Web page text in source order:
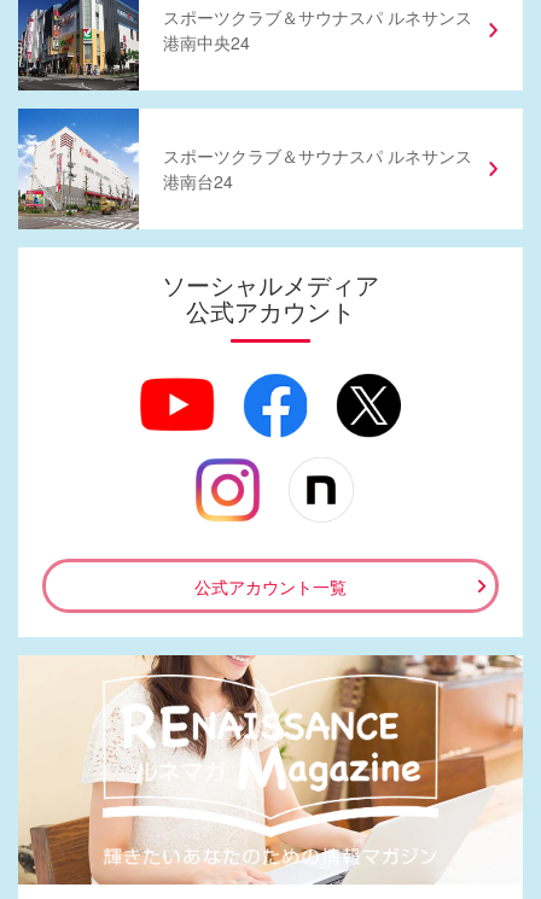
スポーツクラブ＆サウナスパ ルネサンス
港南中央24
スポーツクラブ＆サウナスパ ルネサンス
港南台24
ソーシャルメディア
公式アカウント
公式アカウント一覧